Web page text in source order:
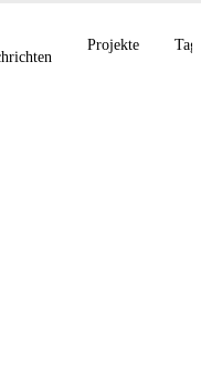
Projekte